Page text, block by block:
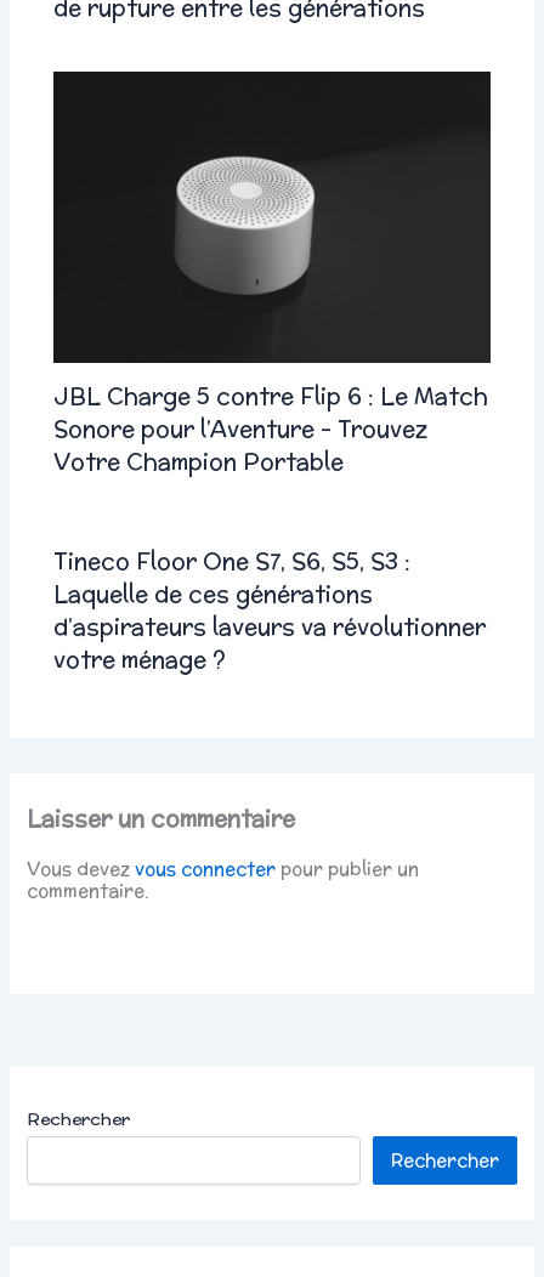
de rupture entre les générations
JBL Charge 5 contre Flip 6 : Le Match
Sonore pour l’Aventure – Trouvez
Votre Champion Portable
Tineco Floor One S7, S6, S5, S3 :
Laquelle de ces générations
d’aspirateurs laveurs va révolutionner
votre ménage ?
Laisser un commentaire
Vous devezvous connecter pour publier un
commentaire.
Rechercher
Rechercher